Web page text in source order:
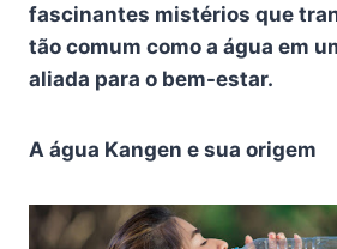
fascinantes mistérios que
tão comum como a água em
aliada para o bem-estar.
A água Kangen e sua origem